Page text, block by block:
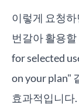
이렇게 요청
번갈아 활용
for selected
on your plan"
효과적입니다.